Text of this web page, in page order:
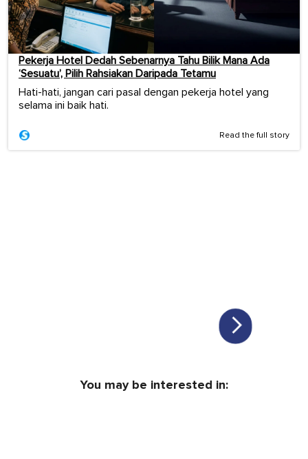
Pekerja Hotel Dedah Sebenarnya Tahu Bilik Mana Ada
‘Sesuatu’, Pilih Rahsiakan Daripada Tetamu
Hati-hati, jangan cari pasal dengan pekerja hotel yang
selama ini baik hati.
Read the full story
You may be interested in: